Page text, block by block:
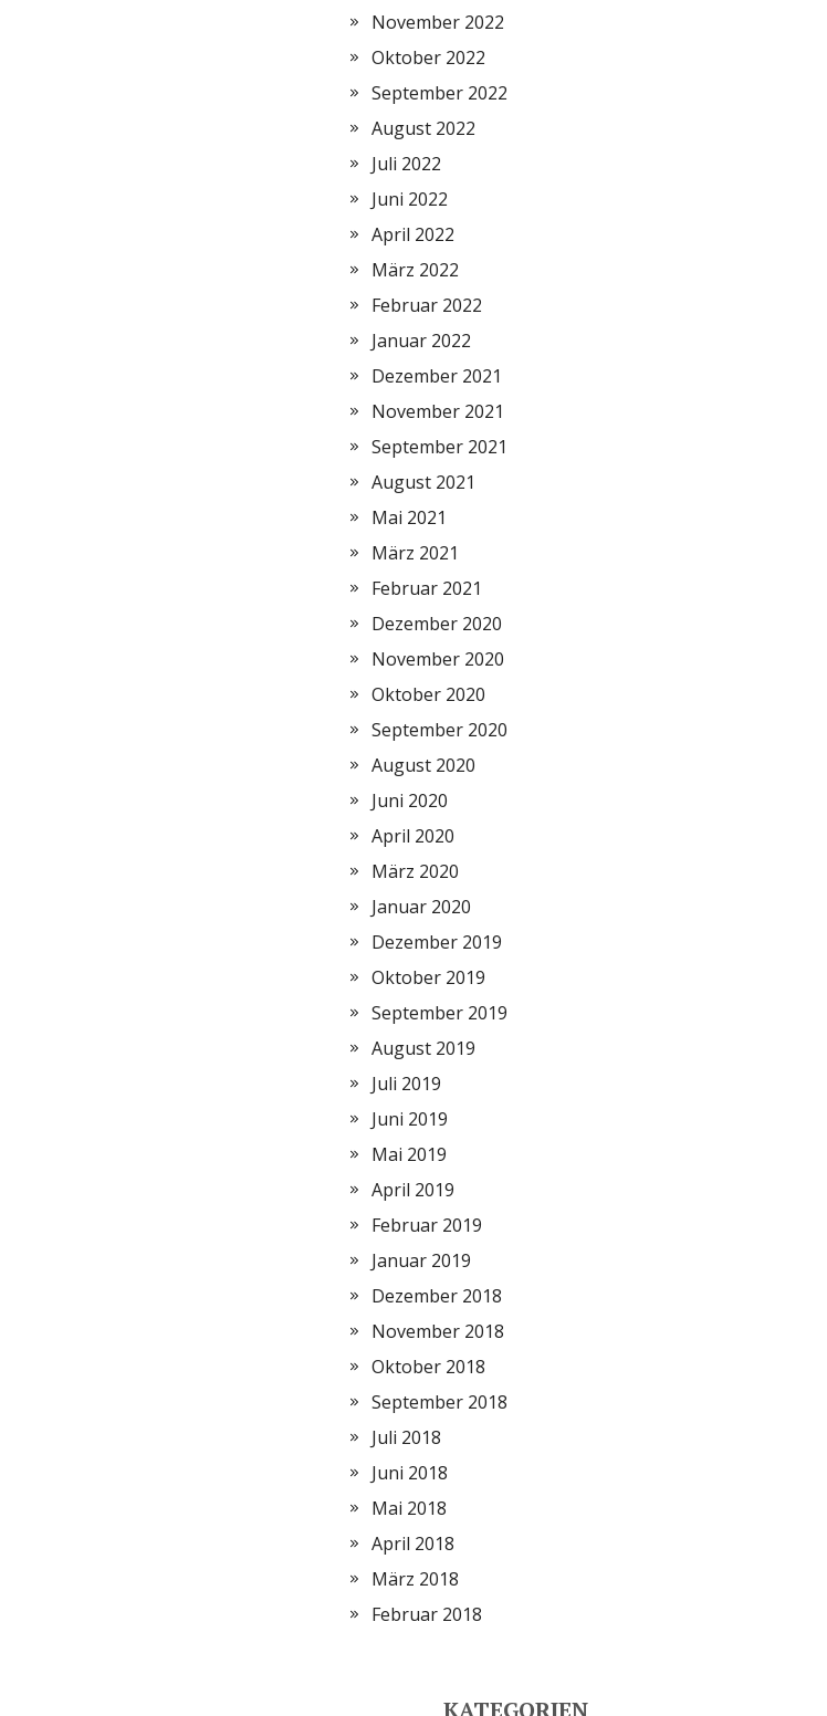
November 2022
Oktober 2022
September 2022
August 2022
Juli 2022
Juni 2022
April 2022
März 2022
Februar 2022
Januar 2022
Dezember 2021
November 2021
September 2021
August 2021
Mai 2021
März 2021
Februar 2021
Dezember 2020
November 2020
Oktober 2020
September 2020
August 2020
Juni 2020
April 2020
März 2020
Januar 2020
Dezember 2019
Oktober 2019
September 2019
August 2019
Juli 2019
Juni 2019
Mai 2019
April 2019
Februar 2019
Januar 2019
Dezember 2018
November 2018
Oktober 2018
September 2018
Juli 2018
Juni 2018
Mai 2018
April 2018
März 2018
Februar 2018
KATEGORIEN